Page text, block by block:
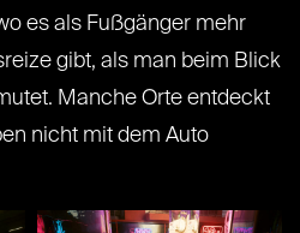
es als Fußgänger mehr
gibt, als man beim Blick
Manche Orte entdeckt
nicht mit dem Auto